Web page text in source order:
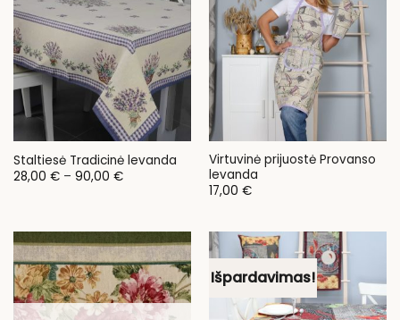
Staltiesė Tradicinė levanda
28,00 € – 90,00 €Price
Virtuvinė prijuostė Provanso
levanda
17,00 €
Išpardavimas!